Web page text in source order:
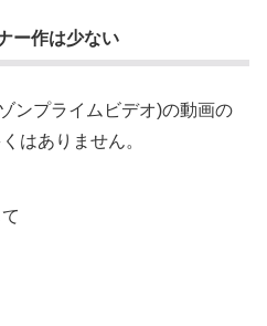
ー作は少ない
ンプライムビデオ)の動画の
はありません。